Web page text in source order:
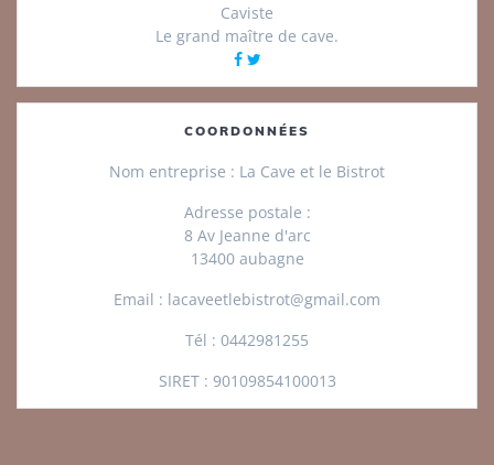
Caviste
Le grand maître de cave.
COORDONNÉES
Nom entreprise : La Cave et le Bistrot
Adresse postale :
8 Av Jeanne d'arc
13400 aubagne
Email : lacaveetlebistrot@gmail.com
Tél : 0442981255
SIRET : 90109854100013